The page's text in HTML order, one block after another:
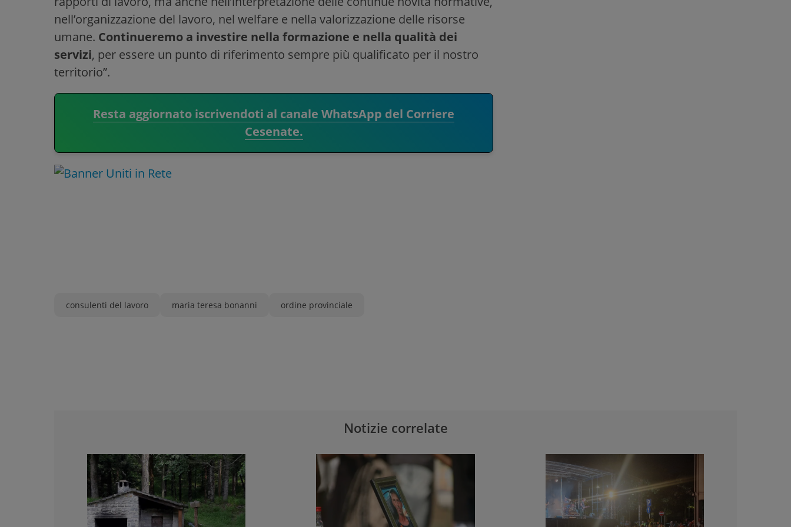
nell’organizzazione del lavoro, nel welfare e nella valorizzazione delle risorse
umane. Continueremo a investire nella formazione e nella qualità dei
servizi, per essere un punto di riferimento sempre più qualificato per il nostro
territorio”.
Resta aggiornato iscrivendoti al canale WhatsApp del Corriere
Cesenate.
consulenti del lavoro maria teresa bonanni ordine provinciale
Notizie correlate